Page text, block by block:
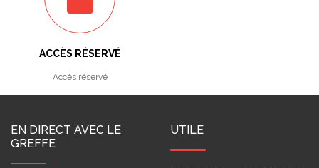
ACCÈS RÉSERVÉ
Accès réservé
EN DIRECT AVEC LE
GREFFE
UTILE